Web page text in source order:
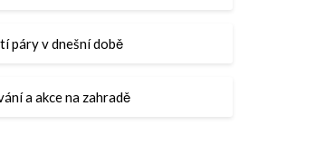
páry v dnešní době
a akce na zahradě